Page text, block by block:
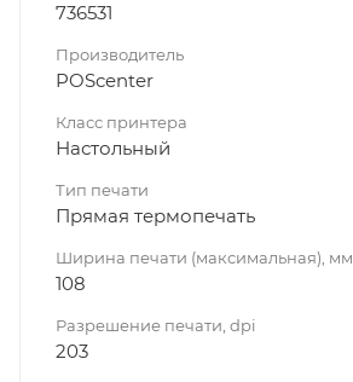
736531
Производитель
POScenter
Класс принтера
Настольный
Тип печати
Прямая термопечать
Ширина печати (максимальная), мм
108
Разрешение печати, dpi
203